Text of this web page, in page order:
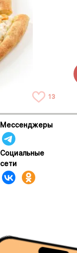
13
Мессенджеры
Социальные
сети